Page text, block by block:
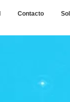
Contacto